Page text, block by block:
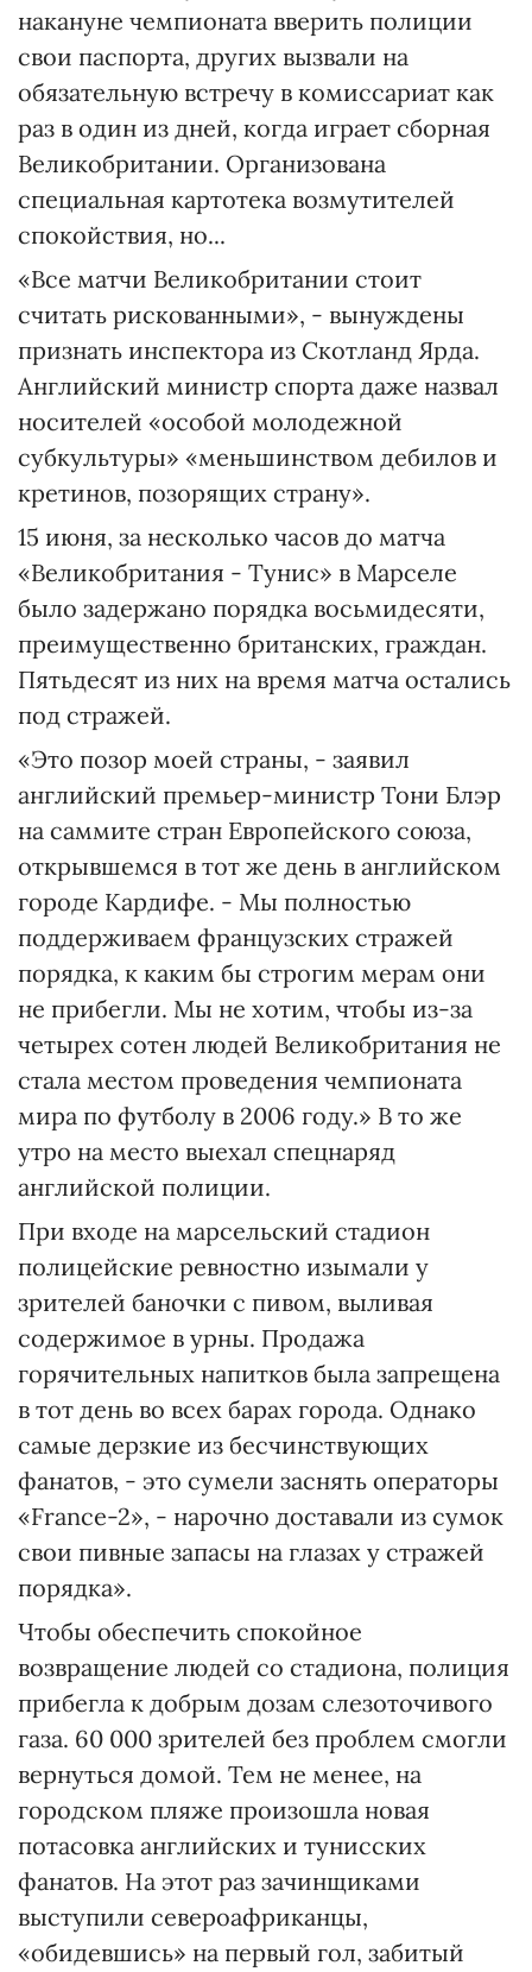
накануне чемпионата вверить полиции
свои паспорта, других вызвали на
обязательную встречу в комиссариат как
раз в один из дней, когда играет сборная
Великобритании. Организована
специальная картотека возмутителей
спокойствия, но...
«Все матчи Великобритании стоит
считать рискованными», - вынуждены
признать инспектора из Скотланд Ярда.
Английский министр спорта даже назвал
носителей «особой молодежной
субкультуры» «меньшинством дебилов и
кретинов, позорящих страну».
15 июня, за несколько часов до матча
«Великобритания - Тунис» в Марселе
было задержано порядка восьмидесяти,
преимущественно британских, граждан.
Пятьдесят из них на время матча остались
под стражей.
«Это позор моей страны, - заявил
английский премьер-министр Тони Блэр
на саммите стран Европейского союза,
открывшемся в тот же день в английском
городе Кардифе. - Мы полностью
поддерживаем французских стражей
порядка, к каким бы строгим мерам они
не прибегли. Мы не хотим, чтобы из-за
четырех сотен людей Великобритания не
стала местом проведения чемпионата
мира по футболу в 2006 году.» В то же
утро на место выехал спецнаряд
английской полиции.
При входе на марсельский стадион
полицейские ревностно изымали у
зрителей баночки с пивом, выливая
содержимое в урны. Продажа
горячительных напитков была запрещена
в тот день во всех барах города. Однако
самые дерзкие из бесчинствующих
фанатов, - это сумели заснять операторы
«France-2», - нарочно доставали из сумок
свои пивные запасы на глазах у стражей
порядка».
Чтобы обеспечить спокойное
возвращение людей со стадиона, полиция
прибегла к добрым дозам слезоточивого
газа. 60 000 зрителей без проблем смогли
вернуться домой. Тем не менее, на
городском пляже произошла новая
потасовка английских и тунисских
фанатов. На этот раз зачинщиками
выступили североафриканцы,
«обидевшись» на первый гол, забитый